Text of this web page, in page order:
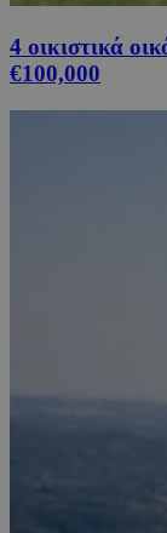
4 οικιστικά
€100,000